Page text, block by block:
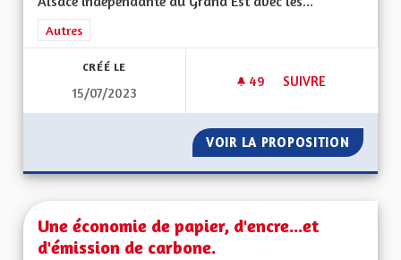
Filtrer les résultats de la catégorie : Autres
Autres
CRÉÉ LE
15/07/2023
49 49 ABONNÉS
SUIVRE
VOIR LA PROPOSITION UNE
Une économie de papier, d'encre...et
d'émission de carbone.